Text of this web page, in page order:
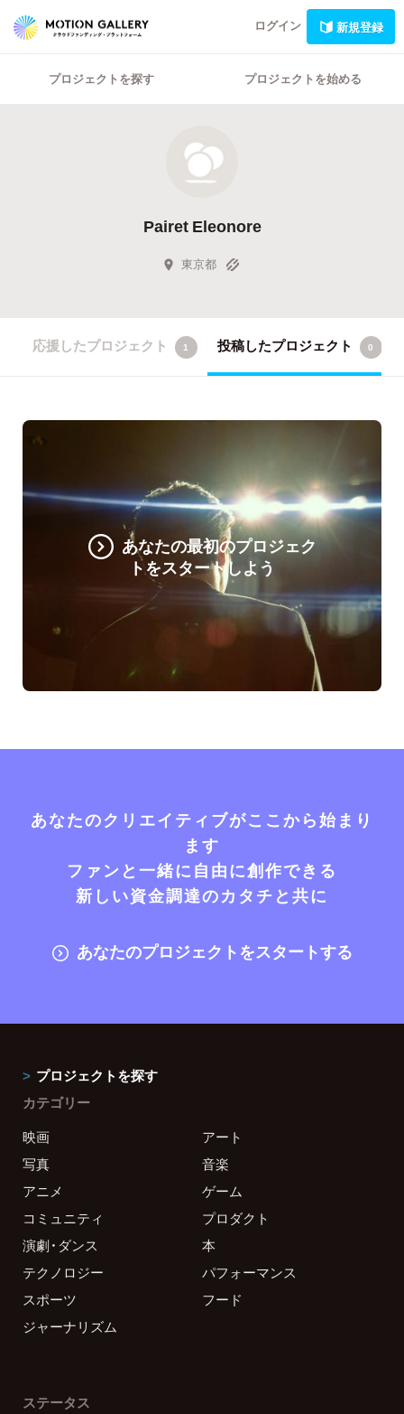
ログイン 新規登録
プロジェクトを探す プロジェクトを始める
Pairet Eleonore
東京都
応援したプロジェクト 1 投稿したプロジェクト 0
あなたの最初のプロジェク
トをスタートしよう
あなたのクリエイティブがここから始まり
ます
ファンと一緒に自由に創作できる
新しい資金調達のカタチと共に
あなたのプロジェクトをスタートする
プロジェクトを探す
カテゴリー
映画
アート
写真
音楽
アニメ
ゲーム
コミュニティ
プロダクト
演劇・ダンス
本
テクノロジー
パフォーマンス
スポーツ
フード
ジャーナリズム
ステータス